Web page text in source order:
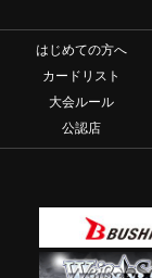
はじめての方へ
カードリスト
大会ルール
公認店